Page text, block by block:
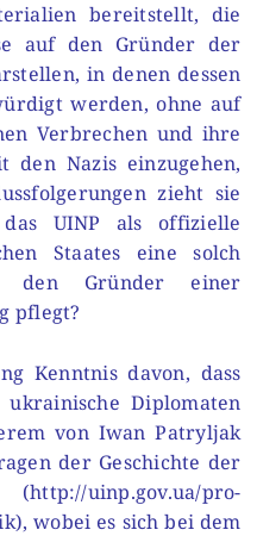
bereitstellt, die
auf den Gründer der
in denen dessen
werden, ohne auf
Verbrechen und ihre
den Nazis einzugehen,
zieht sie
UINP als offizielle
Staates eine solch
den Gründer einer
pflegt?
Kenntnis davon, dass
Diplomaten
von Iwan Patryljak
der Geschichte der
uinp.gov.ua/pro-
wobei es sich bei dem